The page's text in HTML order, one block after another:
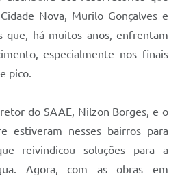
Nova, Murilo Gonçalves e
há muitos anos, enfrentam
especialmente nos finais
pico.
do SAAE, Nilzon Borges, e o
estiveram nesses bairros para
reivindicou soluções para a
Agora, com as obras em